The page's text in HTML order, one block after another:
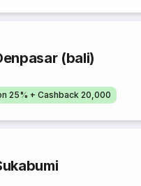
(bali)
25% + Cashback 20,000